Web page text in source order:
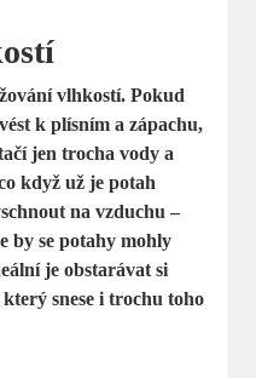
vlhkostí. Pokud
k plísním a zápachu,
jen trocha vody a
když už je potah
na vzduchu –
by se potahy mohly
je obstarávat si
snese i trochu toho